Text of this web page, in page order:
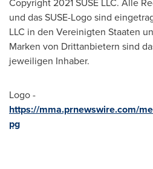
und das SUSE-Logo sind
LLC in den Vereinigten Staaten
Marken von Drittanbietern sind
jeweiligen Inhaber.
Logo -
https://mma.prnewswire.com/
pg